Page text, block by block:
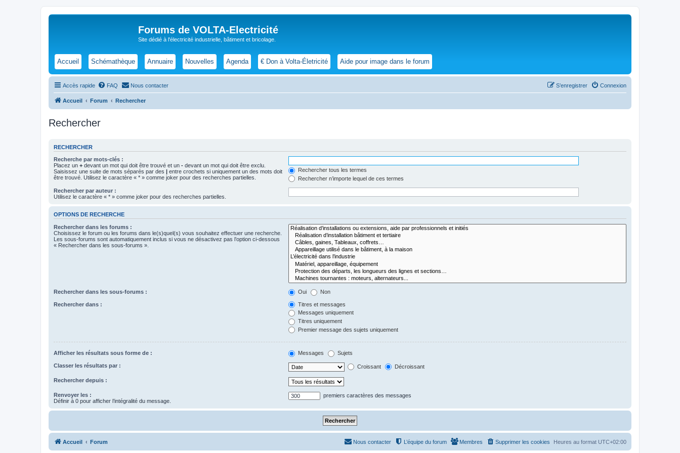
Forums de VOLTA-Electricité
Site dédié à l'électricité industrielle, bâtiment et bricolage.
Accueil Schémathèque Annuaire Nouvelles Agenda € Don à Volta-Életricité Aide pour image dans le forum
Accès rapide FAQ Nous contacter Connexion
S’enregistrer
Accueil Forum Rechercher
Rechercher
RECHERCHER
Recherche par mots-clés :
Placez un + devant un mot qui doit être trouvé et un - devant un mot qui doit être exclu.
Saisissez une suite de mots séparés par des | entre crochets si uniquement un des mots doit
être trouvé. Utilisez le caractère « * » comme joker pour des recherches partielles.
Rechercher tous les termes
Rechercher n’importe lequel de ces termes
Rechercher par auteur :
Utilisez le caractère « * » comme joker pour des recherches partielles.
OPTIONS DE RECHERCHE
Rechercher dans les forums :
Choisissez le forum ou les forums dans le(s)quel(s) vous souhaitez effectuer une recherche.
Les sous-forums sont automatiquement inclus si vous ne désactivez pas l’option ci-dessous
« Rechercher dans les sous-forums ».
Rechercher dans les sous-forums : Oui Non
Rechercher dans :
Titres et messages
Messages uniquement
Titres uniquement
Premier message des sujets uniquement
Afficher les résultats sous forme de : Messages Sujets
Classer les résultats par : Croissant Décroissant
Rechercher depuis :
Renvoyer les :
Définir à 0 pour afficher l’intégralité du message.
premiers caractères des messages
Accueil Forum Heures au format UTC+02:00
Supprimer les cookies
Membres
L’équipe du forum
Nous contacter